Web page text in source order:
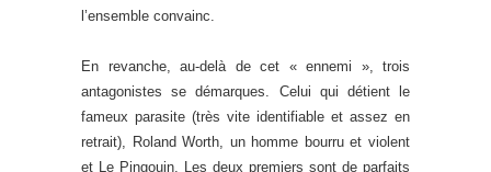
l’ensemble convainc.
En revanche, au-delà de cet « ennemi », trois
antagonistes se démarques. Celui qui détient le
fameux parasite (très vite identifiable et assez en
retrait), Roland Worth, un homme bourru et violent
et Le Pingouin. Les deux premiers sont de parfaits